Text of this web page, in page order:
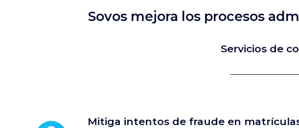
Sovos mejora los procesos
Servicios de
Mitiga intentos de fraude en